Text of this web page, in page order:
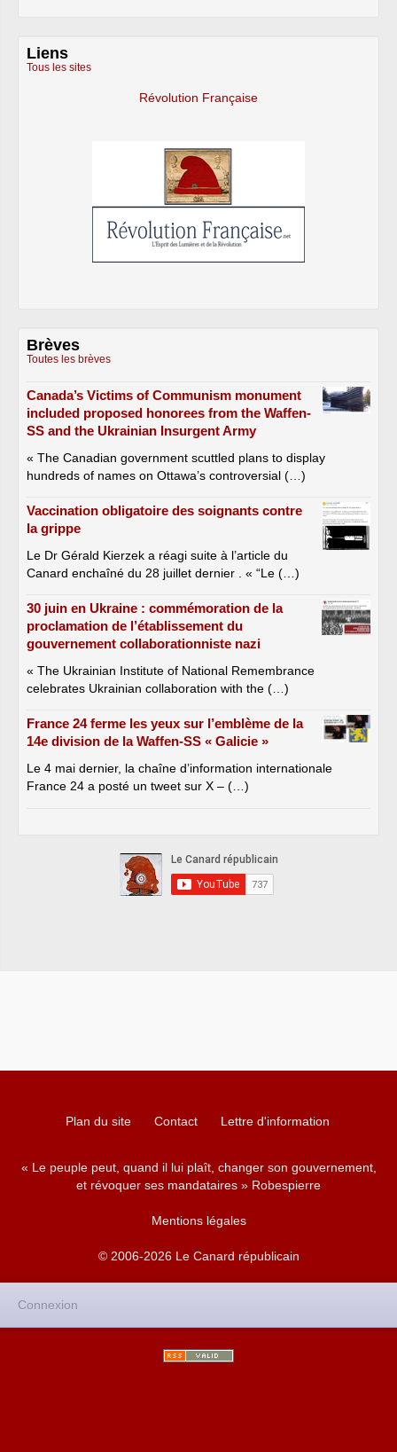
Liens
Tous les sites
Révolution Française
Brèves
Toutes les brèves
Canada’s Victims of Communism monument
included proposed honorees from the Waffen-
SS and the Ukrainian Insurgent Army
« The Canadian government scuttled plans to display
hundreds of names on Ottawa’s controversial (…)
Vaccination obligatoire des soignants contre
la grippe
Le Dr Gérald Kierzek a réagi suite à l’article du
Canard enchaîné du 28 juillet dernier . « “Le (…)
30 juin en Ukraine : commémoration de la
proclamation de l’établissement du
gouvernement collaborationniste nazi
« The Ukrainian Institute of National Remembrance
celebrates Ukrainian collaboration with the (…)
France 24 ferme les yeux sur l’emblème de la
14e division de la Waffen-SS « Galicie »
Le 4 mai dernier, la chaîne d’information internationale
France 24 a posté un tweet sur X – (…)
Plan du site Contact Lettre d'information
« Le peuple peut, quand il lui plaît, changer son gouvernement,
et révoquer ses mandataires » Robespierre
Mentions légales
© 2006-2026 Le Canard républicain
Connexion